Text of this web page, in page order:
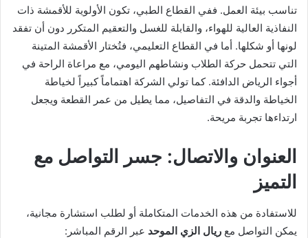
تناسب بيئة العمل. ففي القطاع الطبي، تكون الأولوية للأقمشة ذات
النفاذية العالية للهواء، والقابلة للغسل والتعقيم المتكرر دون أن تفقد
لونها أو شكلها. أما في القطاع التعليمي، فتُختار الأقمشة المتينة
التي تتحمل حركة الطلاب ونشاطهم اليومي، مع مراعاة الراحة في
أجواء الرياض الدافئة. كما تولي الشركة اهتماماً كبيراً لخياطة
الخياطة والدقة في التفاصيل، مما يطيل من عمر القطعة ويجعل
ارتداءها تجربة مريحة.
العنوان والاتصال: جسر التواصل مع
التميز
للاستفادة من هذه الخدمات المتكاملة أو لطلب استشارة مجانية،
يمكن التواصل مع ريال الزي الموحد عبر الرقم المباشر: